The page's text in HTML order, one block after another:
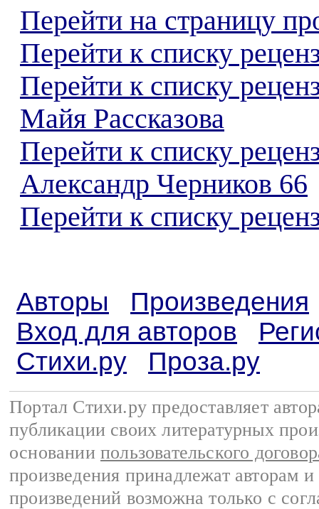
Перейти на страницу
Перейти к списку
Перейти к списку
Майя Рассказова
Перейти к списку
Александр Черников 66
Перейти к списку
Авторы
Произведения
Вход для авторов
Стихи.ру
Проза.ру
Портал Стихи.ру предоставляет
публикации своих литературных
основании пользовательского
произведения принадлежат авторам
произведений возможна только с